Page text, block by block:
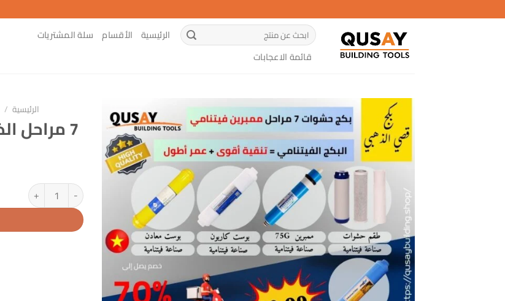
للمحتوى
البحث
عن:
الرئيسية الأقسام سلة المشتريات
قائمة الاعجابات
الرئيسية /
7 مراحل الذهبي فيتنامي ممبرين فيتنامي
كمية 7 مراحل الذهبي فيتنامي ممبرين فيتنامي